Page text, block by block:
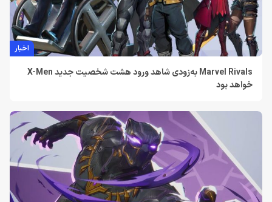
اخبار
Marvel Rivals به‌زودی شاهد ورود هشت شخصیت جدید X-Men
خواهد بود